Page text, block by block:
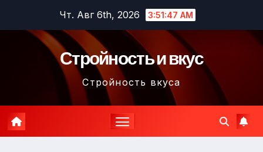
содержимому
Чт. Авг 6th, 2026 3:51:48 AM
Стройность и вкус
Стройность вкуса